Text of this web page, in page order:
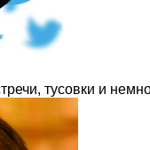
тусовки и